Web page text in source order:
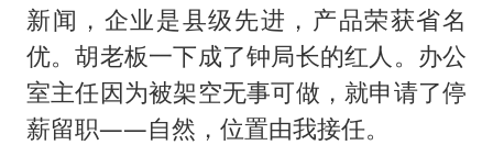
新闻，企业是县级先进，产品荣获省名
优。胡老板一下成了钟局长的红人。办公
室主任因为被架空无事可做，就申请了停
薪留职——自然，位置由我接任。